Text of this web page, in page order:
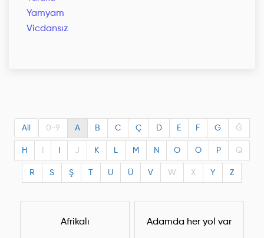
Yamyam
Vicdansız
All 0-9 A B C Ç D E F G Ğ
H J K L M N O Ö P Q
R S Ş U Ü V W X Y Z
Afrikalı Adamda her yol var